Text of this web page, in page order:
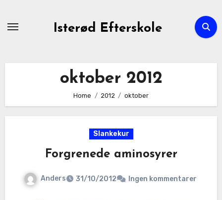
Isterød Efterskole
oktober 2012
Home 2012 oktober
Slankekur
Forgrenede aminosyrer
Anders 31/10/2012 Ingen kommentarer